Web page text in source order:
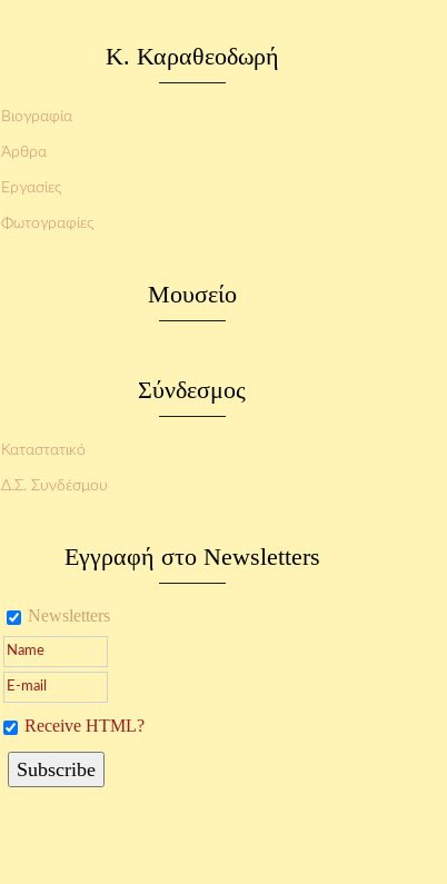
Κ. Καραθεοδωρή
Βιογραφία
Άρθρα
Εργασίες
Φωτογραφίες
Μουσείο
Σύνδεσμος
Καταστατικό
Δ.Σ. Συνδέσμου
Εγγραφή στο Newsletters
Newsletters
Receive HTML?